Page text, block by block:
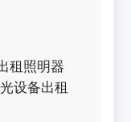
租照明器
设备出租